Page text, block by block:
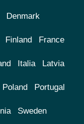
Denmark
Finland France
Italia Latvia
Poland Portugal
Sweden